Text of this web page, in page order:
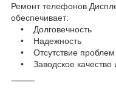
Ремонт телефонов
обеспечивает:
• Долговечность
• Надежность
• Отсутствие проблем
• Заводское качество
⸻